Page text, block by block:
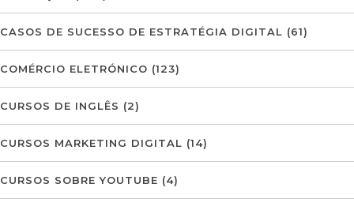
CASOS DE SUCESSO DE ESTRATÉGIA DIGITAL (61)
COMÉRCIO ELETRÓNICO (123)
CURSOS DE INGLÊS (2)
CURSOS MARKETING DIGITAL (14)
CURSOS SOBRE YOUTUBE (4)